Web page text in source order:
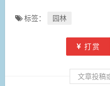
标签： 园林
打赏
文章投稿